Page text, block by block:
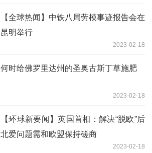
【全球热闻】中铁八局劳模事迹报告会在
昆明举行
2023-02-18
何时给佛罗里达州的圣奥古斯丁草施肥
2023-02-18
【环球新要闻】英国首相：解决“脱欧”后
北爱问题需和欧盟保持磋商
2023-02-18